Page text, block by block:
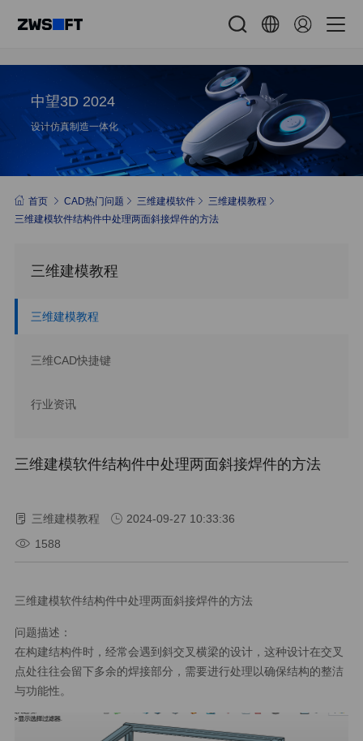
中望3D 2024
设计仿真制造一体化
首页 CAD热门问题 三维建模软件
三维建模教程
三维建模软件结构件中处理两面斜接焊件的方法
三维建模教程
三维建模教程
三维CAD快捷键
行业资讯
三维建模软件结构件中处理两面斜接焊件的方法
三维建模教程
2024-09-27 10:33:36
1588
三维建模软件结构件中处理两面斜接焊件的方法
问题描述：
在构建结构件时，经常会遇到斜交叉横梁的设计，这种设计在交叉
点处往往会留下多余的焊接部分，需要进行处理以确保结构的整洁
与功能性。